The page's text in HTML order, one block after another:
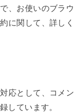
、お使いのブラウ
に関して、詳しく
応として、コメン
しています。